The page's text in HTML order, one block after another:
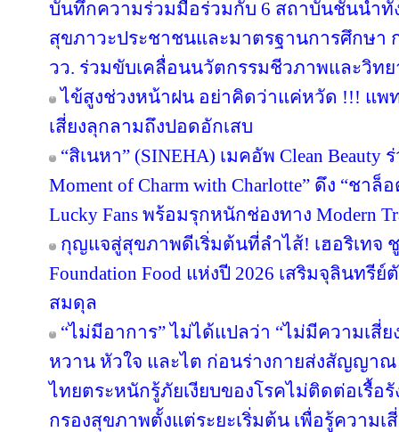
บันทึกความร่วมมือร่วมกับ 6 สถาบันชั้นนำทั้
สุขภาวะประชาชนและมาตรฐานการศึกษา
วว. ร่วมขับเคลื่อนนวัตกรรมชีวภาพและวิท
ไข้สูงช่วงหน้าฝน อย่าคิดว่าแค่หวัด !!! แพ
เสี่ยงลุกลามถึงปอดอักเสบ
“สิเนหา” (SINEHA) เมคอัพ Clean Beauty
Moment of Charm with Charlotte” ดึง “ช
Lucky Fans พร้อมรุกหนักช่องทาง Modern
กุญแจสู่สุขภาพดีเริ่มต้นที่ลำไส้! เฮอริเทจ
Foundation Food แห่งปี 2026 เสริมจุลินท
สมดุล
“ไม่มีอาการ” ไม่ได้แปลว่า “ไม่มีความเสี่ย
หวาน หัวใจ และไต ก่อนร่างกายส่งสัญญาณ
ไทยตระหนักรู้ภัยเงียบของโรคไม่ติดต่อเรื้
กรองสุขภาพตั้งแต่ระยะเริ่มต้น เพื่อรู้ความเ